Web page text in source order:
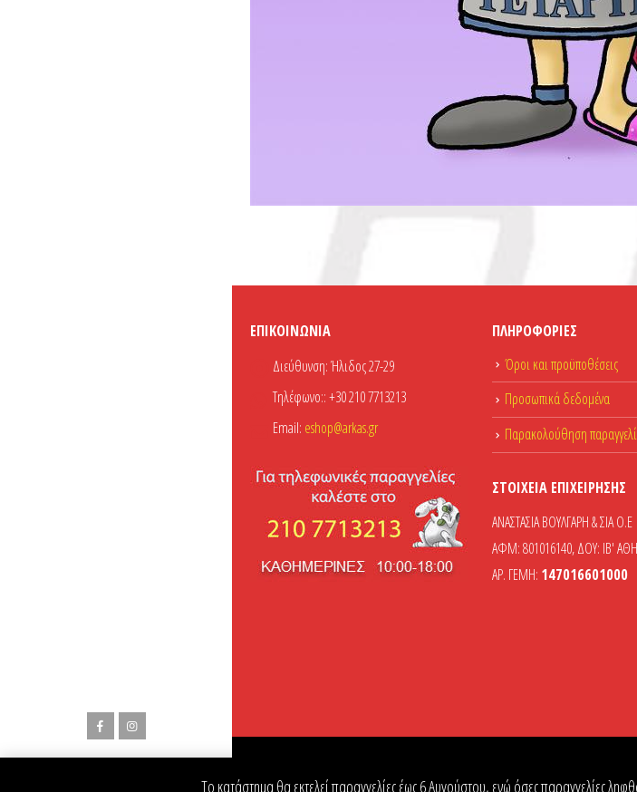
Το κατάστημα θα εκτελεί παραγγελίες έως 6 Αυγούστου, ενώ όσες παραγγελίες
ΕΠΙΚΟΙΝΩΝΊΑ
Διεύθυνση:Ήλιδος 27-29
Τηλέφωνο::+30 210 7713213
Email: eshop@arkas.gr
ΠΛΗΡΟΦΟΡΊΕΣ
Όροι και προϋποθέσεις
Προσωπικά δεδομένα
Παρακολούθηση
ΣΤΟΙΧΕΊΑ ΕΠΙΧΕΊΡΗΣΗΣ
ΑΝΑΣΤΑΣΙΑ ΒΟΥΛΓΑΡΗ & ΣΙΑ Ο.Ε
ΑΦΜ: 801016140, ΔΟΥ: ΙΒ'
ΑΡ. ΓΕΜΗ: 147016601000